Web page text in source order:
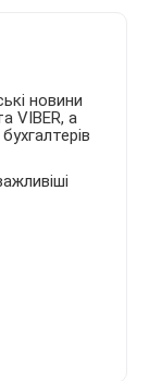
новини
VIBER, а